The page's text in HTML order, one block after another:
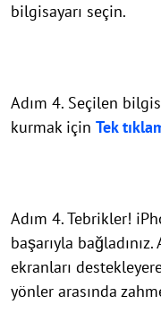
bilgisayarı seçin.
Adım 4. Seçilen
kurmak için Tek
Adım 4. Tebrikler!
başarıyla
ekranları
yönler arasında